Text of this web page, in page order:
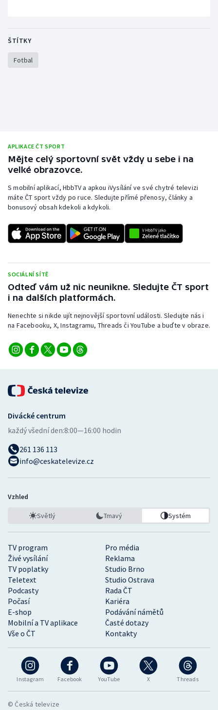
ŠTÍTKY
Fotbal
APLIKACE ČT SPORT
Mějte celý sportovní svět vždy u sebe i na
velké obrazovce.
S mobilní aplikací, HbbTV a apkou iVysílání ve své chytré televizi
máte ČT sport vždy po ruce. Sledujte přímé přenosy, články a
bonusový obsah kdekoli a kdykoli.
SOCIÁLNÍ SÍTĚ
Odteď vám už nic neunikne. Sledujte ČT sport
i na dalších platformách.
Nenechte si nikde ujít nejnovější sportovní události. Sledujte nás i
na Facebooku, X, Instagramu, Threads či YouTube a buďte v obraze.
Instagram Facebook YouTube X Threads
TV program
Pro média
Živé vysílání
Reklama
TV poplatky
Studio Brno
Teletext
Studio Ostrava
Podcasty
Rada ČT
Počasí
Kariéra
E-shop
Podávání námětů
Mobilní a TV aplikace
Časté dotazy
Vše o ČT
Kontakty
Divácké centrum
každý všední den:8:00—16:00 hodin
261 136 113
info@ceskatelevize.cz
Vzhled
Světlý Tmavý Systém
© Česká televize